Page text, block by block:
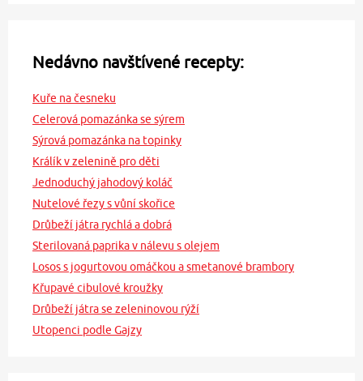
Nedávno navštívené recepty:
Kuře na česneku
Celerová pomazánka se sýrem
Sýrová pomazánka na topinky
Králík v zelenině pro děti
Jednoduchý jahodový koláč
Nutelové řezy s vůní skořice
Drůbeží játra rychlá a dobrá
Sterilovaná paprika v nálevu s olejem
Losos s jogurtovou omáčkou a smetanové brambory
Křupavé cibulové kroužky
Drůbeží játra se zeleninovou rýží
Utopenci podle Gajzy